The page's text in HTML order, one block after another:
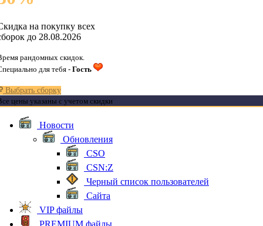
на покупку всех
до 28.08.2026
рандомных скидок.
для тебя - Гость
Выбрать сборку
цены указаны с учетом скидки
Новости
Обновления
CSO
CSN:Z
Черный список пользователей
Сайта
VIP файлы